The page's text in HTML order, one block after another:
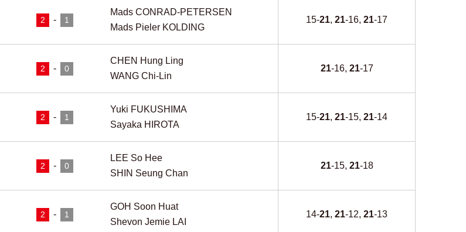
2 - 1
Mads CONRAD-PETERSEN
Mads Pieler KOLDING
15-21,21-16,21-17
2 - 0
CHEN Hung Ling
WANG Chi-Lin
21-16, 21-17
2 - 1
Yuki FUKUSHIMA
Sayaka HIROTA
15-21,21-15,21-14
2 - 0
LEE So Hee
SHIN Seung Chan
21-15, 21-18
2 - 1
GOH Soon Huat
Shevon Jemie LAI
14-21,21-12,21-13